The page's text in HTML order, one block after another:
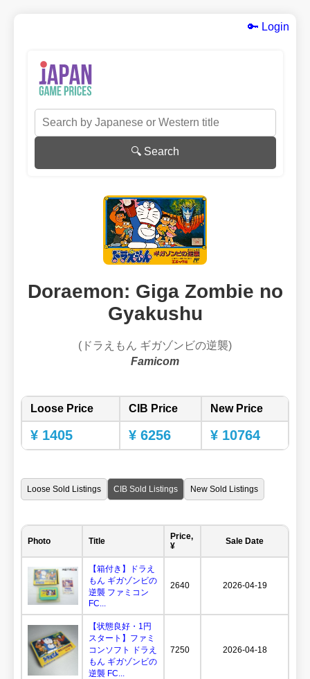
🔑 Login
🔍 Search
Doraemon: Giga Zombie no
Gyakushu
(ドラえもん ギガゾンビの逆襲)
Famicom
Loose Price CIB Price New Price
¥ 1405 ¥ 6256 ¥ 10764
Loose Sold Listings CIB Sold Listings New Sold Listings
Photo Title
Price,
¥
Sale Date
【箱付き】ドラえ
もん ギガゾンビの
逆襲 ファミコン
FC...
2640 2026-04-19
【状態良好・1円
スタート】ファミ
コンソフト ドラえ
もん ギガゾンビの
逆襲 FC...
7250 2026-04-18